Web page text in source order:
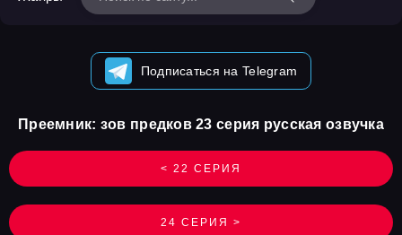
Подписаться на Telegram
< 22 СЕРИЯ
Преемник: зов предков 23 серия русская озвучка
24 СЕРИЯ >